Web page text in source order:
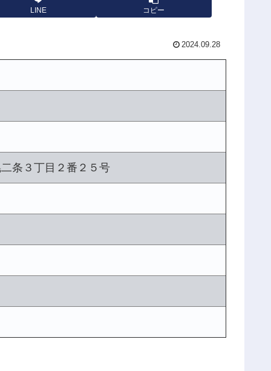
LINE コピー
2024.09.28
条３丁目２番２５号